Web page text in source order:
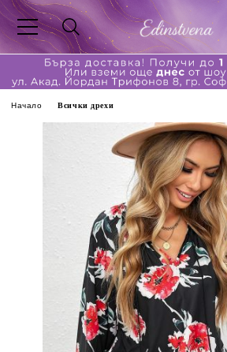
Начало Всички дрехи